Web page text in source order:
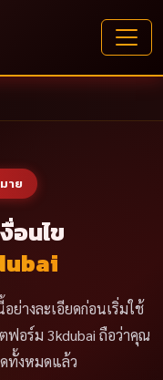
าย
อนไข
ย่างละเอียดก่อนเริ่มใช้
ฟอร์ม 3kdubai ถือว่าคุณ
ทั้งหมดแล้ว